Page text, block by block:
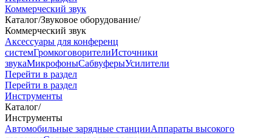
Коммерческий звук
Каталог/Звуковое оборудование/
Коммерческий звук
Аксессуары для конференц
системГромкоговорителиИсточники
звукаМикрофоныСабвуферыУсилители
Перейти в раздел
Перейти в раздел
Инструменты
Каталог/
Инструменты
Автомобильные зарядные станцииАппараты высокого